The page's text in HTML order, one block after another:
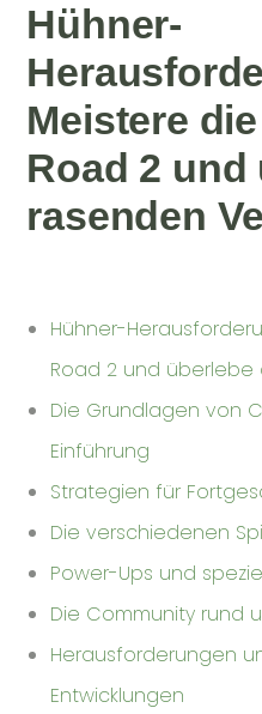
Hühner-
Meistere
Road 2 und
rasenden
Hühner-
Road 2 und überlebe
Die Grundlagen von
Einführung
Strategien für
Die verschiedenen
Power-Ups und
Die Community rund
Herausforderungen
Entwicklungen